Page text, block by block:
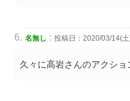
名無し : 投稿日：2020/03/14(
久々に高岩さんのアクショ